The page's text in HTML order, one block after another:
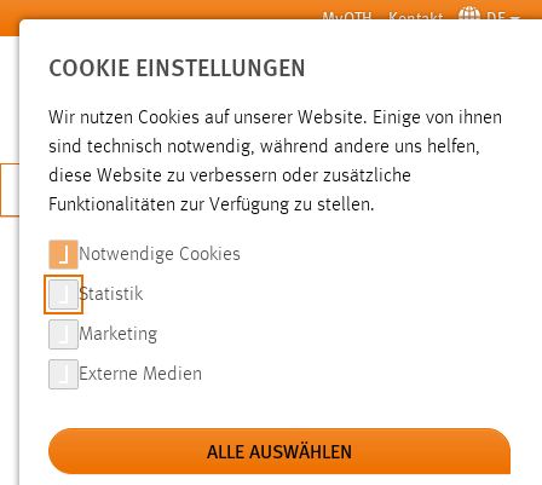
Zum Hauptinhalt springen MyOTH Kontakt DE
SUCHE
JETZT BEWERBEN
SUCHE
FILTER
Typ
COOKIE EINSTELLUNGEN
Wir nutzen Cookies auf unserer Website. Einige von ihnen
sind technisch notwendig, während andere uns helfen,
diese Website zu verbessern oder zusätzliche
Funktionalitäten zur Verfügung zu stellen.
Notwendige Cookies
Statistik
Marketing
Externe Medien
ALLE AUSWÄHLEN